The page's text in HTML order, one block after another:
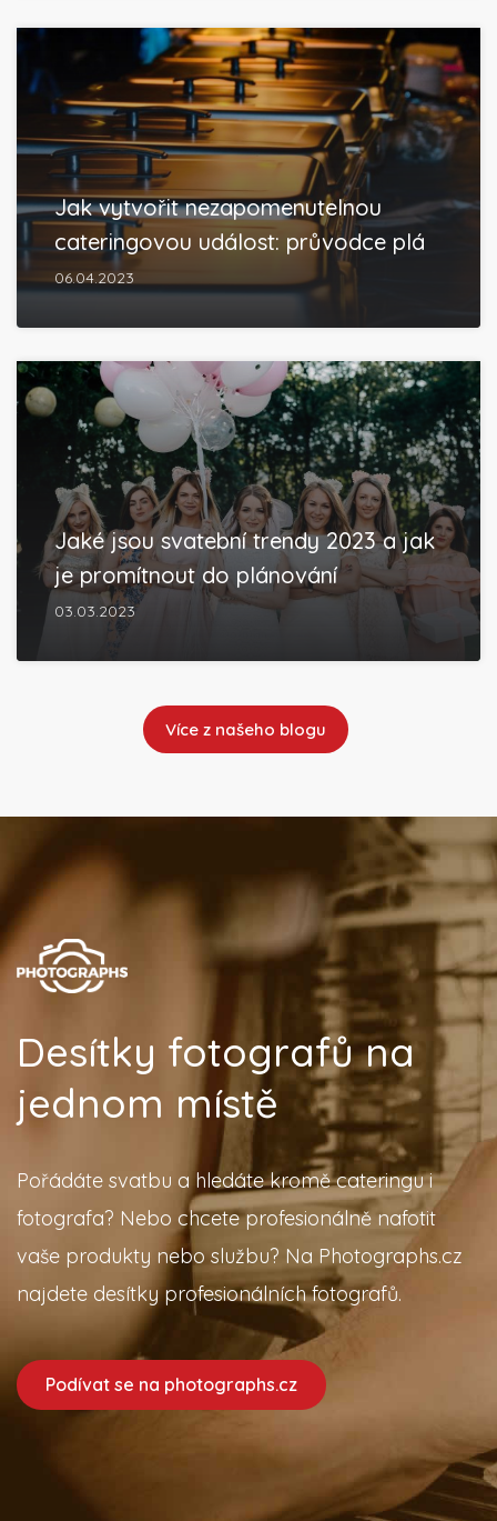
Jak vytvořit nezapomenutelnou
cateringovou událost: průvodce plá
06.04.2023
Jaké jsou svatební trendy 2023 a jak
je promítnout do plánování
03.03.2023
Více z našeho blogu
Desítky fotografů na
jednom místě
Pořádáte svatbu a hledáte kromě cateringu i
fotografa? Nebo chcete profesionálně nafotit
vaše produkty nebo službu? Na Photographs.cz
najdete desítky profesionálních fotografů.
Podívat se na photographs.cz